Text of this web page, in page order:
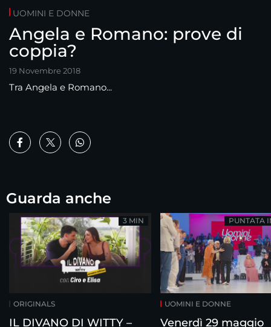
UOMINI E DONNE
Angela e Romano: prove di
coppia?
19 Novembre 2018
Tra Angela e Romano...
Guarda anche
ORIGINALS
IL DIVANO DI WITTY –
3 MIN
UOMINI E DONNE
Venerdì 29 maggio
PUNTATA